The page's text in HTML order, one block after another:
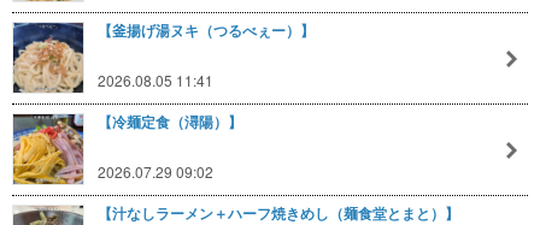
【釜揚げ湯ヌキ（つるべぇー）】
2026.08.05 11:41
【冷麺定食（潯陽）】
2026.07.29 09:02
【汁なしラーメン＋ハーフ焼きめし（麺食堂とまと）】